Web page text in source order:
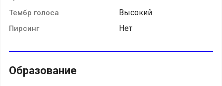
Тембр голоса Высокий
Пирсинг Нет
Образование